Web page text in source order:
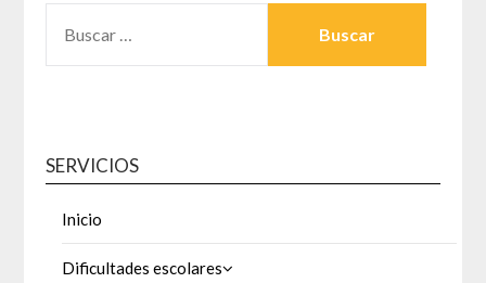
SERVICIOS
Inicio
Dificultades escolares